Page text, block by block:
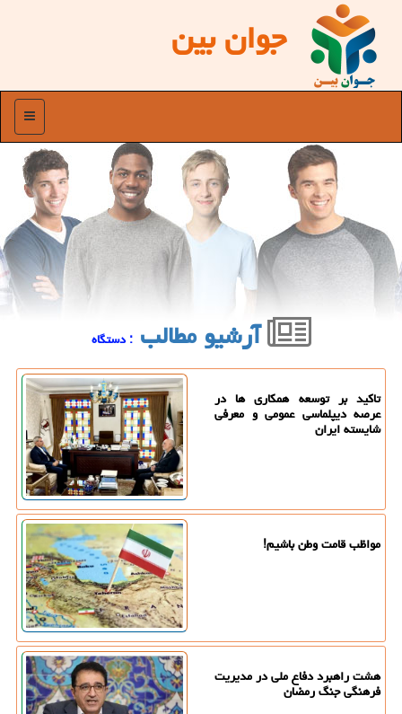
جوان بین
منو
آرشیو مطالب : دستگاه
تاکید بر توسعه همکاری ها در
عرصه دیپلماسی عمومی و معرفی
شایسته ایران
مواظب قامت وطن باشیم!
هشت راهبرد دفاع ملی در مدیریت
فرهنگی جنگ رمضان